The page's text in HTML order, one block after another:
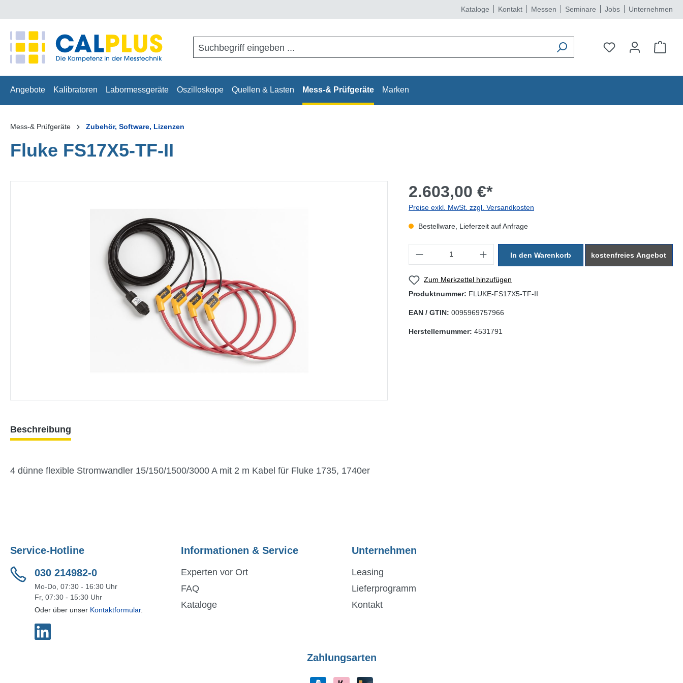
Kataloge Kontakt Messen Seminare Jobs Unternehmen
Angebote Kalibratoren Labormessgeräte Oszilloskope Quellen & Lasten Mess-& Prüfgeräte Marken
Mess-& Prüfgeräte Zubehör, Software, Lizenzen
Fluke FS17X5-TF-II
2.603,00 €*
Preise exkl. MwSt. zzgl. Versandkosten
Bestellware, Lieferzeit auf Anfrage
In den Warenkorb
kostenfreies Angebot
Zum Merkzettel hinzufügen
Produktnummer: FLUKE-FS17X5-TF-II
EAN / GTIN: 0095969757966
Herstellernummer: 4531791
Beschreibung
4 dünne flexible Stromwandler 15/150/1500/3000 A mit 2 m Kabel für Fluke 1735, 1740er
Service-Hotline
030 214982-0
Mo-Do, 07:30 - 16:30 Uhr
Fr, 07:30 - 15:30 Uhr
Oder über unser Kontaktformular.
Informationen & Service
Experten vor Ort
FAQ
Kataloge
Unternehmen
Leasing
Lieferprogramm
Kontakt
Zahlungsarten